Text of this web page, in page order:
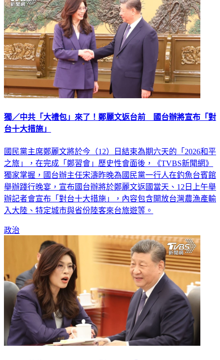
獨／中共「大禮包」來了！鄭麗文返台前 國台辦將宣布「對
台十大措施」
國民黨主席鄭麗文將於今（12）日結束為期六天的「2026和平
之旅」，在完成「鄭習會」歷史性會面後，《TVBS新聞網》
獨家掌握，國台辦主任宋濤昨晚為國民黨一行人在釣魚台賓館
舉辦踐行晚宴，宣布國台辦將於鄭麗文返國當天、12日上午舉
辦記者會宣布「對台十大措施」，內容包含開放台灣農漁產輸
入大陸、特定城市與省份陸客來台旅遊等。
政治